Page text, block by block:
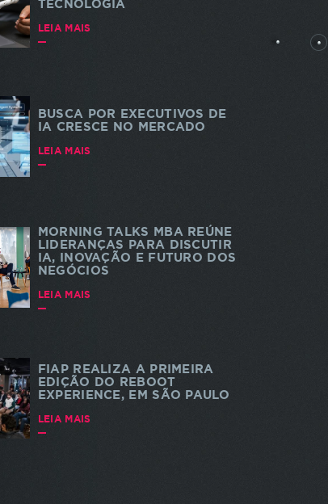
TECNOLOGIA
LEIA MAIS
BUSCA POR EXECUTIVOS DE
IA CRESCE NO MERCADO
LEIA MAIS
MORNING TALKS MBA REÚNE
LIDERANÇAS PARA DISCUTIR
IA, INOVAÇÃO E FUTURO DOS
NEGÓCIOS
LEIA MAIS
FIAP REALIZA A PRIMEIRA
EDIÇÃO DO REBOOT
EXPERIENCE, EM SÃO PAULO
LEIA MAIS